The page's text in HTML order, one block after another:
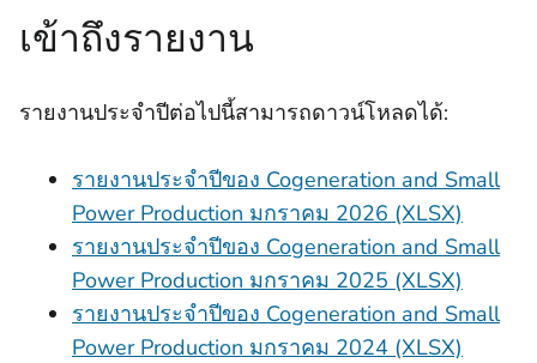
เข้าถึงรายงาน
รายงานประจําปีต่อไปนี้สามารถดาวน์โหลดได้:
รายงานประจําปีของ Cogeneration and Small
Power Production มกราคม 2026 (XLSX)
รายงานประจําปีของ Cogeneration and Small
Power Production มกราคม 2025 (XLSX)
รายงานประจําปีของ Cogeneration and Small
Power Production มกราคม 2024 (XLSX)